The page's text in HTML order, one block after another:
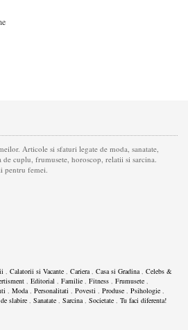
Articole si sfaturi legate de moda, sanatate,
cuplu, frumusete, horoscop, relatii si sarcina.
pentru femei.
Calatorii si Vacante Cariera Casa si Gradina
Celebs &
Editorial Familie Fitness Frumusete
Moda Personalitati Povesti Produse Psihologie
slabire Sanatate Sarcina Societate
Tu faci diferenta!